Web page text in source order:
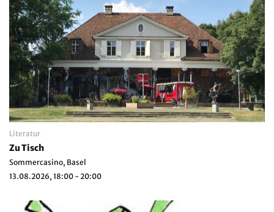
Literatur
Zu Tisch
Sommercasino, Basel
13.08.2026, 18:00 - 20:00